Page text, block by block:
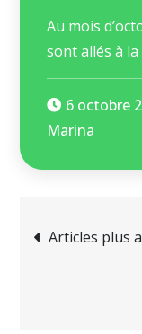
Au mois
sont allés à
6 octobre
Marina
Articles plus